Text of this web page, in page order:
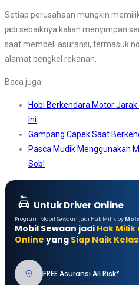
Setiap perusahaan mungkin
jadi sebaiknya kalian menyimpan
saat membeli asuransi, termasuk
alamat bengkel rekanan.
Baca juga:
Hobi Berkendara Motor
Ini
Gampang Capek Saat
Pasca Mudik Menggunakan
Sob!
Untuk Driver Online
Program Mobil Sewaan jadi Hak Milik by
Mobil Sewaan jadi Hak
Online yang Siap Naik Kelas
FREE Asuransi All Risk*